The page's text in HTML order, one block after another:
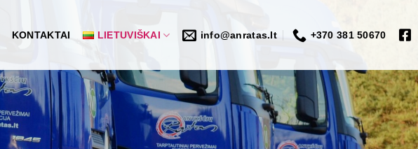
KONTAKTAI LIETUVIŠKAI info@anratas.lt +370 381 50670